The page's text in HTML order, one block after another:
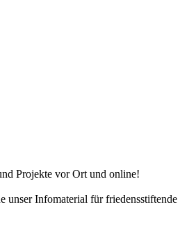
Projekte vor Ort und online!
unser Infomaterial für